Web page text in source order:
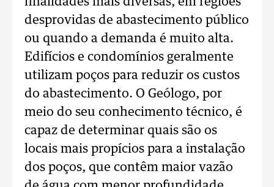
desprovidas de abastecimento público
ou quando a demanda é muito alta.
Edifícios e condomínios geralmente
utilizam poços para reduzir os custos
do abastecimento. O Geólogo, por
meio do seu conhecimento técnico, é
capaz de determinar quais são os
locais mais propícios para a instalação
dos poços, que contêm maior vazão